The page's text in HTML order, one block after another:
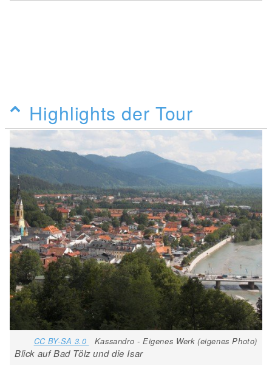
Highlights der Tour
CC BY-SA 3.0 Kassandro - Eigenes Werk (eigenes Photo)
Blick auf Bad Tölz und die Isar